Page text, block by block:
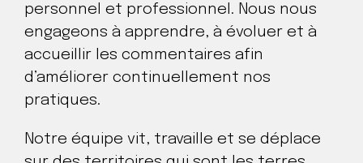
personnel et professionnel. Nous nous
engageons à apprendre, à évoluer et à
accueillir les commentaires afin
d’améliorer continuellement nos
pratiques.
Notre équipe vit, travaille et se déplace